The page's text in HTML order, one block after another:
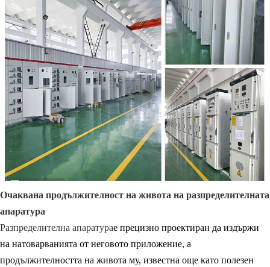
Очаквана продължителност на живота на разпределителната
апаратура
Разпределителна апаратурае прецизно проектиран да издържи
на натоварванията от неговото приложение, а
продължителността на живота му, известна още като полезен